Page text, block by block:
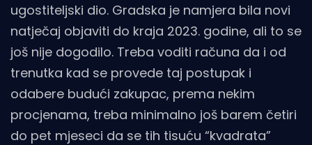
ugostiteljski dio. Gradska je namjera bila novi
natječaj objaviti do kraja 2023. godine, ali to se
još nije dogodilo. Treba voditi računa da i od
trenutka kad se provede taj postupak i
odabere budući zakupac, prema nekim
procjenama, treba minimalno još barem četiri
do pet mjeseci da se tih tisuću “kvadrata”